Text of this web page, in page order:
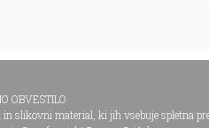
OBVESTILO
in slikovni material, ki jih vsebuje spletna